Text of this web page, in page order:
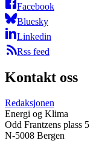
Facebook
Bluesky
Linkedin
Rss feed
Kontakt oss
Redaksjonen
Energi og Klima
Odd Frantzens plass 5
N-5008 Bergen